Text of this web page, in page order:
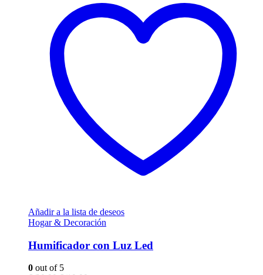
Añadir a la lista de deseos
Hogar & Decoración
Humificador con Luz Led
0 out of 5